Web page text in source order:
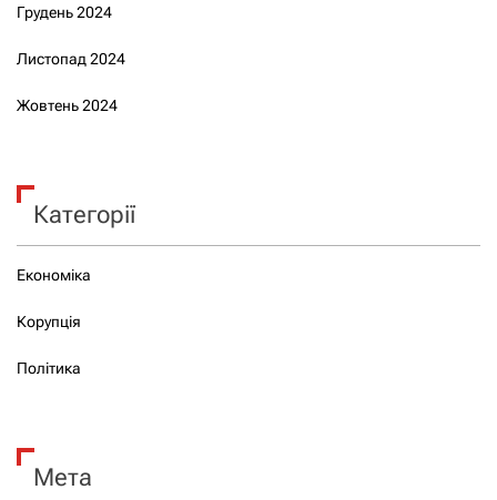
Грудень 2024
Листопад 2024
Жовтень 2024
Категорії
Економіка
Корупція
Політика
Мета